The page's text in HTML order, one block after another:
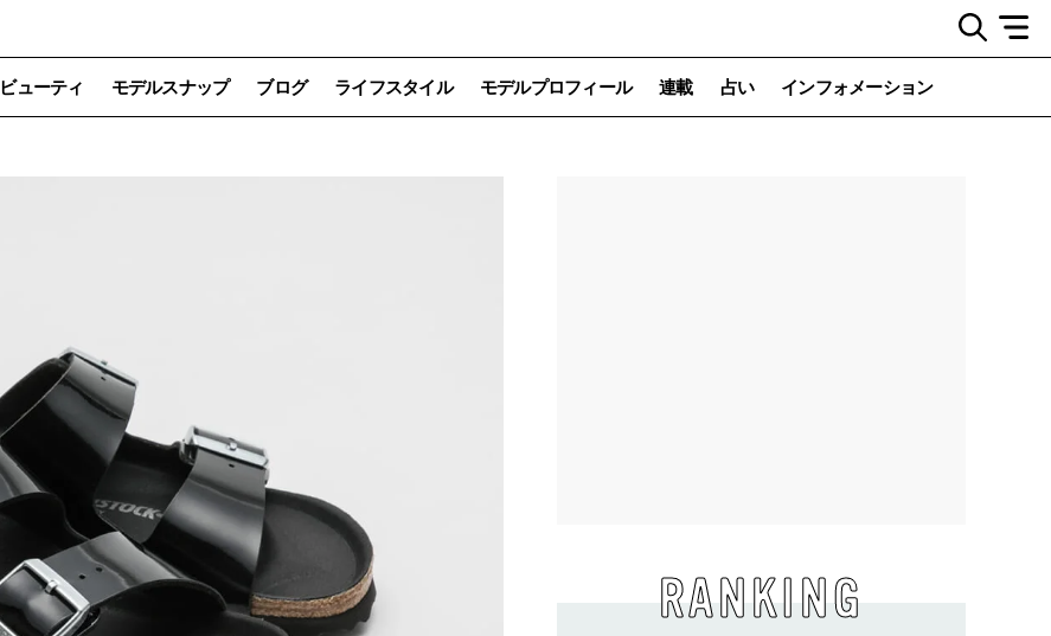
ビューティ モデルスナップ ブログ ライフスタイル モデルプロフィール 連載 占い インフォメーション
RANKING